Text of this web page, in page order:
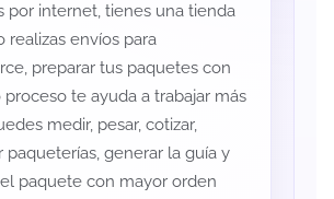
por internet, tienes una tienda
realizas envíos para
preparar tus paquetes con
te ayuda a trabajar más
medir, pesar, cotizar,
paqueterías, generar la guía y
paquete con mayor orden